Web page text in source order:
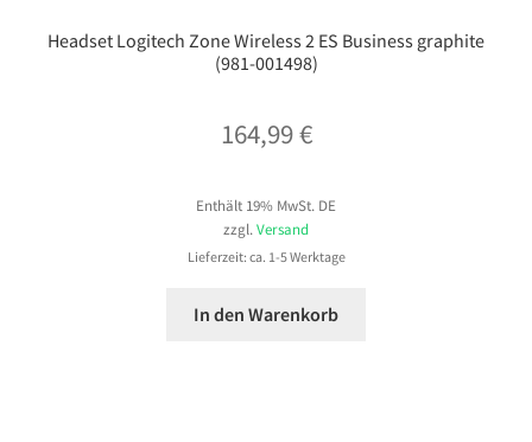
Headset Logitech Zone Wireless 2 ES Business graphite
(981-001498)
164,99€
Enthält 19% MwSt. DE
zzgl.Versand
Lieferzeit: ca. 1-5 Werktage
In den Warenkorb